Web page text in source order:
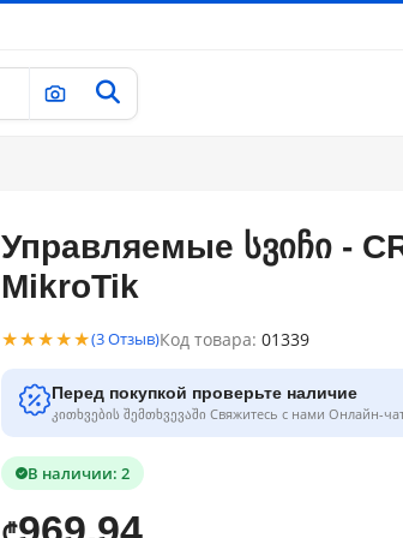
Управляемые სვიჩი -
MikroTik
★★★★★(3 Отзыв)Код товара: 01339
Перед покупкой проверьте наличие
კითხვების შემთხვევაში Свяжитесь с нами Онлайн-
В наличии: 2